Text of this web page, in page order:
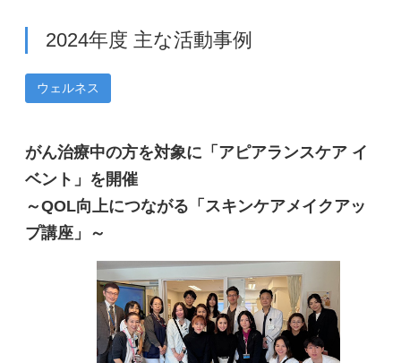
2024年度 主な活動事例
ウェルネス
がん治療中の方を対象に「アピアランスケア イ
ベント」を開催
～QOL向上につながる「スキンケアメイクアッ
プ講座」～